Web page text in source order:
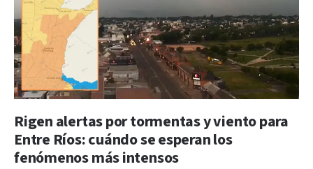
Rigen alertas por tormentas y viento para
Entre Ríos: cuándo se esperan los
fenómenos más intensos